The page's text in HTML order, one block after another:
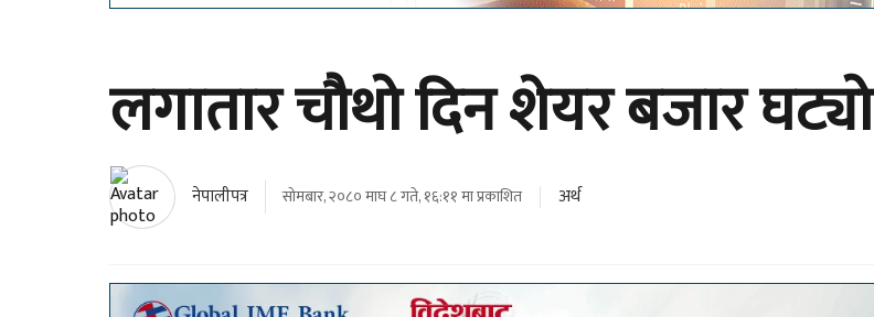
लगातार चौथो दिन शेयर बजार घट्यो
नेपालीपत्र सोमबार, २०८० माघ ८ गते, १६:११ मा प्रकाशित अर्थ